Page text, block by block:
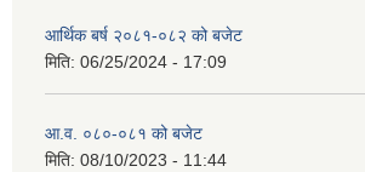
आर्थिक बर्ष २०८१-०८२ को बजेट
मिति: 06/25/2024 - 17:09
आ.व. ०८०-०८१ को बजेट
मिति: 08/10/2023 - 11:44